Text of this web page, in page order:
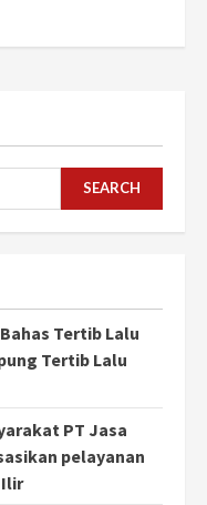
SEARCH
Tertib Lalu
Tertib Lalu
PT Jasa
pelayanan
Ilir